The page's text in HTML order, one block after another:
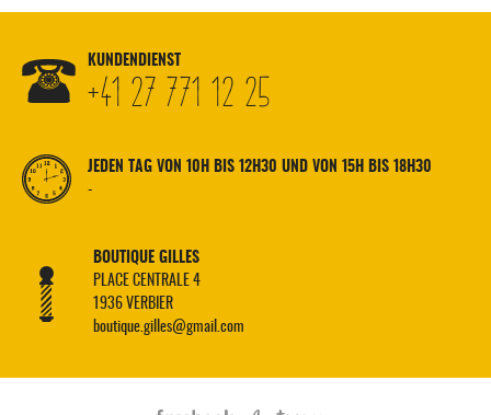
KUNDENDIENST
+41 27 771 12 25
JEDEN TAG VON 10H BIS 12H30 UND VON 15H BIS 18H30
-
BOUTIQUE GILLES
PLACE CENTRALE 4
1936 VERBIER
boutique.gilles@gmail.com